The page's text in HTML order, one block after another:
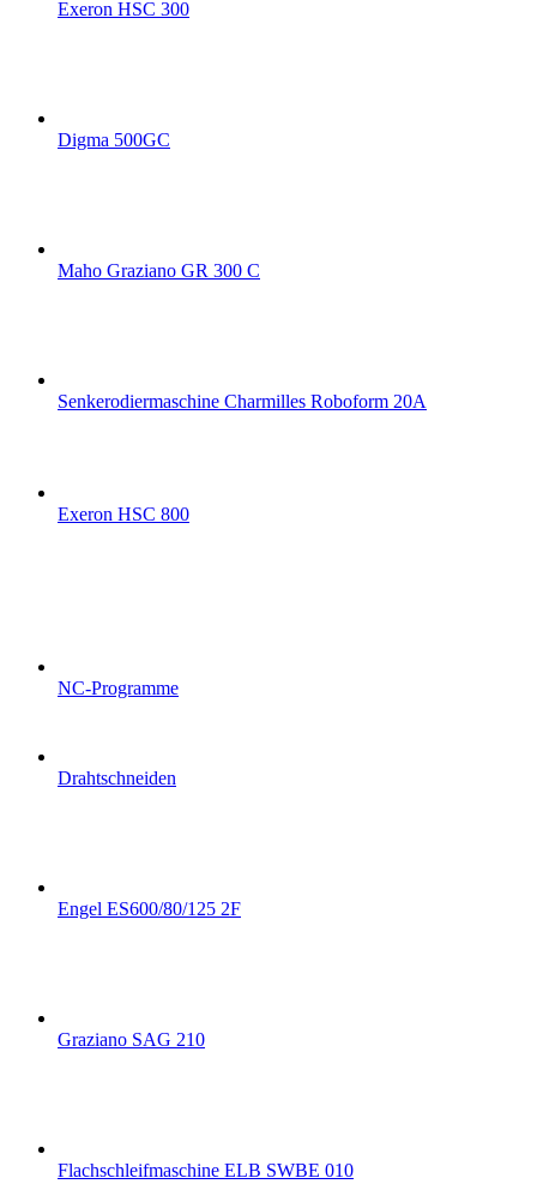
Exeron HSC 300
Digma 500GC
Maho Graziano GR 300 C
Senkerodiermaschine Charmilles Roboform 20A
Exeron HSC 800
NC-Programme
Drahtschneiden
Engel ES600/80/125 2F
Graziano SAG 210
Flachschleifmaschine ELB SWBE 010